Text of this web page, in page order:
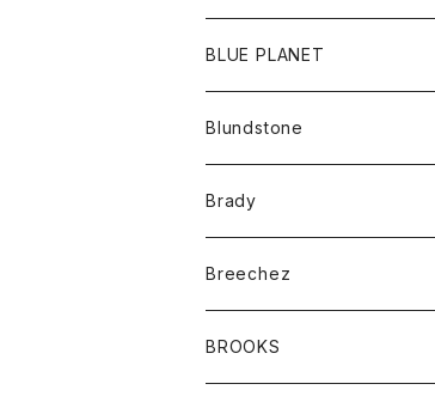
パンツ
アウター
カーディガン
コート
アクセサリー
バッグ
ベルト
キッズ
Tシャツ
グッズ
アンダーウェアー
トップス
BLUE PLANET
サングラス
Blundstone
Brady
Breechez
シャツ
BROOKS